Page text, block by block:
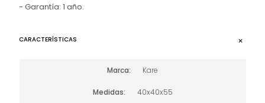
- Garantía: 1 año.
CARACTERÍSTICAS
Marca Kare
Medidas 40x40x55